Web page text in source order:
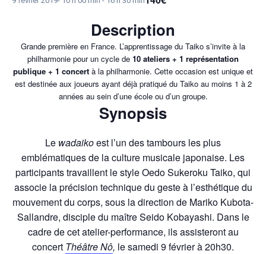
Description
Grande première en France. L’apprentissage du Taiko s’invite à la
philharmonie pour un cycle de 10 ateliers + 1 représentation
publique + 1 concert à la philharmonie. Cette occasion est unique et
est destinée aux joueurs ayant déjà pratiqué du Taiko au moins 1 à 2
années au sein d’une école ou d’un groupe.
Synopsis
Le wadaikoest l’un des tambours les plus
emblématiques de la culture musicale japonaise. Les
participants travaillent le style Oedo Sukeroku Taiko, qui
associe la précision technique du geste à l’esthétique du
mouvement du corps, sous la direction de Mariko Kubota-
Sallandre, disciple du maître Seido Kobayashi. Dans le
cadre de cet atelier-performance, ils assisteront au
concert Théâtre Nô, le samedi 9 février à 20h30.